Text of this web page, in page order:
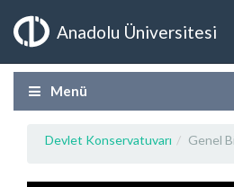
Anadolu Üniversitesi
Menü
Devlet Konservatuvarı Genel